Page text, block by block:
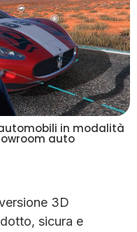
in modalità
auto
3D
sicura e